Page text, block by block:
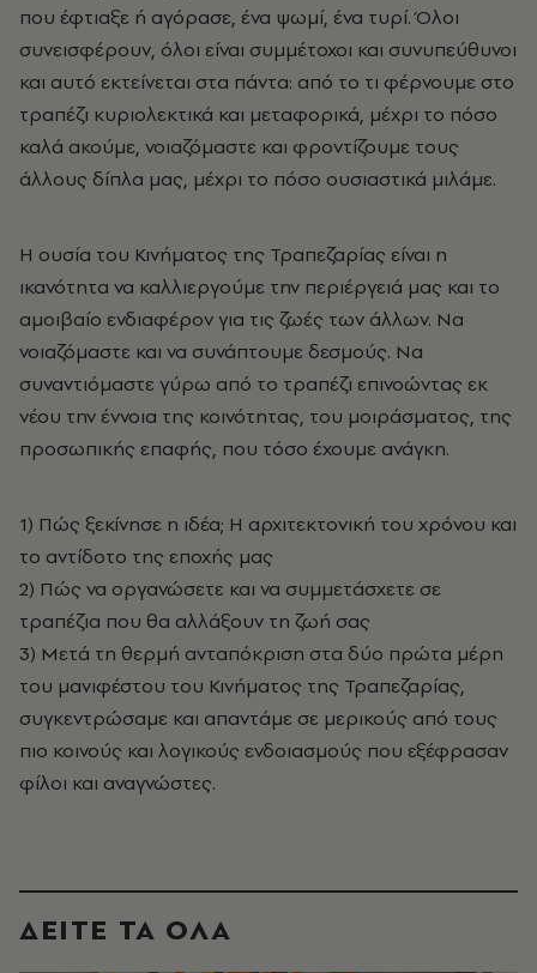
που έφτιαξε ή αγόρασε, ένα ψωμί, ένα τυρί. Όλοι
συνεισφέρουν, όλοι είναι συμμέτοχοι και συνυπεύθυνοι
και αυτό εκτείνεται στα πάντα: από το τι φέρνουμε στο
τραπέζι κυριολεκτικά και μεταφορικά, μέχρι το πόσο
καλά ακούμε, νοιαζόμαστε και φροντίζουμε τους
άλλους δίπλα μας, μέχρι το πόσο ουσιαστικά μιλάμε.
Η ουσία του Κινήματος της Τραπεζαρίας είναι η
ικανότητα να καλλιεργούμε την περιέργειά μας και το
αμοιβαίο ενδιαφέρον για τις ζωές των άλλων. Να
νοιαζόμαστε και να συνάπτουμε δεσμούς. Να
συναντιόμαστε γύρω από το τραπέζι επινοώντας εκ
νέου την έννοια της κοινότητας, του μοιράσματος, της
προσωπικής επαφής, που τόσο έχουμε ανάγκη.
1) Πώς ξεκίνησε η ιδέα; Η αρχιτεκτονική του χρόνου και
το αντίδοτο της εποχής μας
2) Πώς να οργανώσετε και να συμμετάσχετε σε
τραπέζια που θα αλλάξουν τη ζωή σας
3) Μετά τη θερμή ανταπόκριση στα δύο πρώτα μέρη
του μανιφέστου του Κινήματος της Τραπεζαρίας,
συγκεντρώσαμε και απαντάμε σε μερικούς από τους
πιο κοινούς και λογικούς ενδοιασμούς που εξέφρασαν
φίλοι και αναγνώστες.
ΔΕΙΤΕ ΤΑ ΟΛΑ